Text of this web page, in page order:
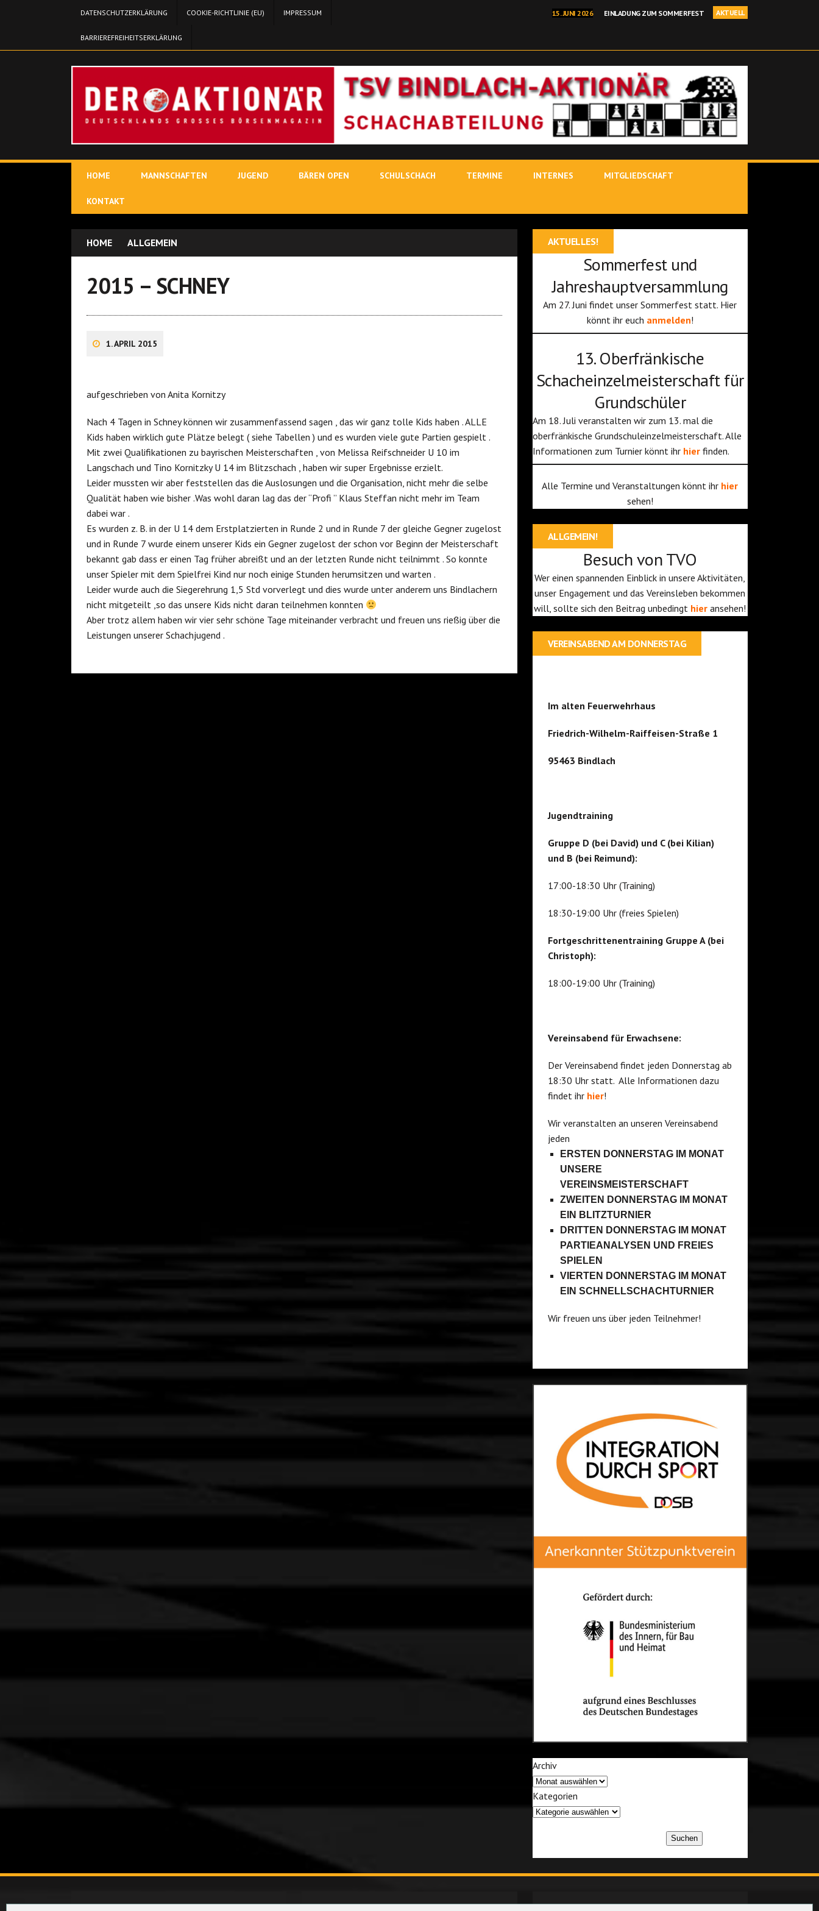
DATENSCHUTZERKLÄRUNG COOKIE-RICHTLINIE (EU) IMPRESSUM
BARRIEREFREIHEITSERKLÄRUNG
AKTUELL
15. JUNI 2026 EINLADUNG ZUM SOMMERFEST
11. MAI 2026 SCHNELLSCHACH KREISEINZELMEISTERSCHAFT IN KIRCHENLAMITZ
POSTBAUER-HENG – YOUTUBE-STARS IM ROTEN SALON
19. JUNI 2026 SCHACHLEHRER JÜRGEN DELITZSCH IST BINDLACHER VEREINSMEISTER 25/26!
HOME MANNSCHAFTEN JUGEND BÄREN OPEN SCHULSCHACH TERMINE INTERNES MITGLIEDSCHAFT
KONTAKT
HOME ALLGEMEIN
2015 – SCHNEY
1. APRIL 2015
aufgeschrieben von Anita Kornitzy
Nach 4 Tagen in Schney können wir zusammenfassend sagen , das wir ganz tolle Kids haben . ALLE
Kids haben wirklich gute Plätze belegt ( siehe Tabellen ) und es wurden viele gute Partien gespielt .
Mit zwei Qualifikationen zu bayrischen Meisterschaften , von Melissa Reifschneider U 10 im
Langschach und Tino Kornitzky U 14 im Blitzschach , haben wir super Ergebnisse erzielt.
Leider mussten wir aber feststellen das die Auslosungen und die Organisation, nicht mehr die selbe
Qualität haben wie bisher .Was wohl daran lag das der “Profi ” Klaus Steffan nicht mehr im Team
dabei war .
Es wurden z. B. in der U 14 dem Erstplatzierten in Runde 2 und in Runde 7 der gleiche Gegner zugelost
und in Runde 7 wurde einem unserer Kids ein Gegner zugelost der schon vor Beginn der Meisterschaft
bekannt gab dass er einen Tag früher abreißt und an der letzten Runde nicht teilnimmt . So konnte
unser Spieler mit dem Spielfrei Kind nur noch einige Stunden herumsitzen und warten .
Leider wurde auch die Siegerehrung 1,5 Std vorverlegt und dies wurde unter anderem uns Bindlachern
nicht mitgeteilt ,so das unsere Kids nicht daran teilnehmen konnten
Aber trotz allem haben wir vier sehr schöne Tage miteinander verbracht und freuen uns rießig über die
Leistungen unserer Schachjugend .
AKTUELLES!
Sommerfest und
Jahreshauptversammlung
Am 27. Juni findet unser Sommerfest statt. Hier
könnt ihr euch anmelden!
13. Oberfränkische
Schacheinzelmeisterschaft für
Grundschüler
Am 18. Juli veranstalten wir zum 13. mal die
oberfränkische Grundschuleinzelmeisterschaft. Alle
Informationen zum Turnier könnt ihr hier finden.
Alle Termine und Veranstaltungen könnt ihr hier
sehen!
ALLGEMEIN!
Besuch von TVO
Wer einen spannenden Einblick in unsere Aktivitäten,
unser Engagement und das Vereinsleben bekommen
will, sollte sich den Beitrag unbedingt hier ansehen!
VEREINSABEND AM DONNERSTAG
Im alten Feuerwehrhaus
Friedrich-Wilhelm-Raiffeisen-Straße 1
95463 Bindlach
Jugendtraining
Gruppe D (bei David) und C (bei Kilian)
und B (bei Reimund):
17:00-18:30 Uhr (Training)
18:30-19:00 Uhr (freies Spielen)
Fortgeschrittenentraining Gruppe A (bei
Christoph):
18:00-19:00 Uhr (Training)
Vereinsabend für Erwachsene:
Der Vereinsabend findet jeden Donnerstag ab
18:30 Uhr statt. Alle Informationen dazu
findet ihr hier!
Wir veranstalten an unseren Vereinsabend
jeden
ERSTEN DONNERSTAG IM MONAT
UNSERE
VEREINSMEISTERSCHAFT
ZWEITEN DONNERSTAG IM MONAT
EIN BLITZTURNIER
DRITTEN DONNERSTAG IM MONAT
PARTIEANALYSEN UND FREIES
SPIELEN
VIERTEN DONNERSTAG IM MONAT
EIN SCHNELLSCHACHTURNIER
Wir freuen uns über jeden Teilnehmer!
Archiv
Kategorien
Suchen